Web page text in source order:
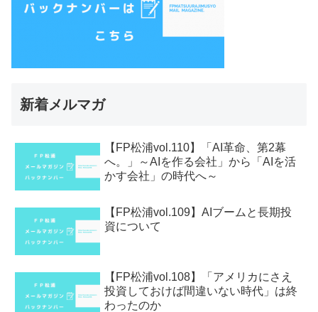
新着メルマガ
【FP松浦vol.110】「AI革命、第2幕
へ。」～AIを作る会社」から「AIを活
かす会社」の時代へ～
【FP松浦vol.109】AIブームと長期投
資について
【FP松浦vol.108】「アメリカにさえ
投資しておけば間違いない時代」は終
わったのか